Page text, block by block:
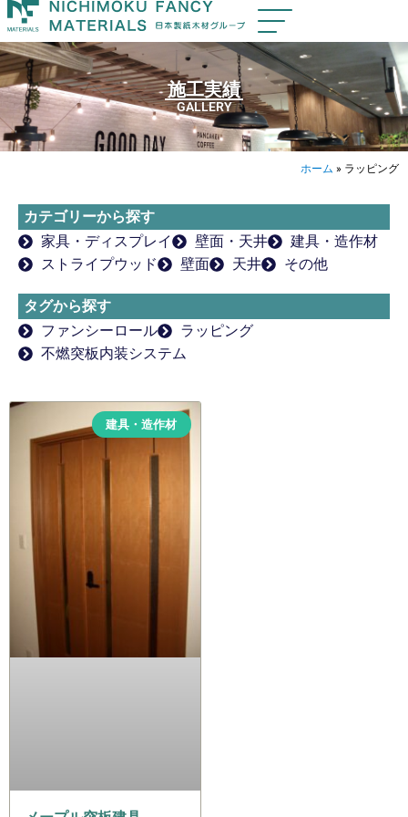
施工実績
GALLERY
ホーム » ラッピング
カテゴリーから探す
家具・ディスプレイ
壁面・天井
建具・造作材
ストライプウッド
壁面 天井 その他
タグから探す
ファンシーロール
ラッピング
不燃突板内装システム
建具・造作材